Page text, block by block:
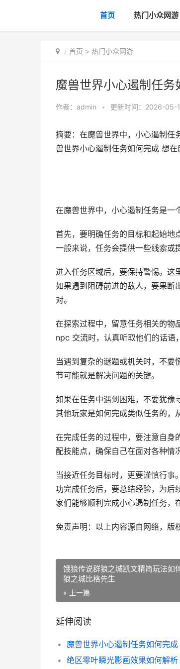
首页 热门小众网游
首页 > 热门小众网游
魔兽世界小心遏制任务
作者： admin • 更新时间：2026-05-
摘要：在魔兽世界中，小心遏制任
兽世界小心遏制任务如何完成 想在
在魔兽世界中，小心遏制任务是一
首先，要明确任务的目标和起始地
一般来说，任务会提供一些线索或
进入任务区域后，要保持警惕。这
如果遇到阻碍前进的敌人，要果断
对。
在探索过程中，留意任务相关的物
npc 交流时，认真听取他们的话语
当遇到复杂的谜题或机关时，不要
节可能就是解决问题的关键。
如果在任务中遇到困难，不要犹豫
其他玩家是如何完成类似任务的，
在完成任务的过程中，要注意自身
配技能点，确保自己在面对各种情
当接近任务目标时，更要谨慎行
功完成任务后，要总结经验，为后
家们能够顺利完成小心遏制任务，
免责声明：以上内容源自网络，版
饿狼传说群狼之城凯文精简玩法如
狼之城比格先生
« 上一篇
延伸阅读
魔兽世界小心遏制任务如何完